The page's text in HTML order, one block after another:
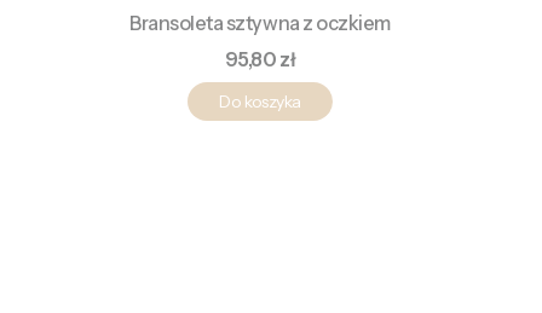
Bransoleta sztywna z oczkiem
Cena
95,80 zł
Do koszyka